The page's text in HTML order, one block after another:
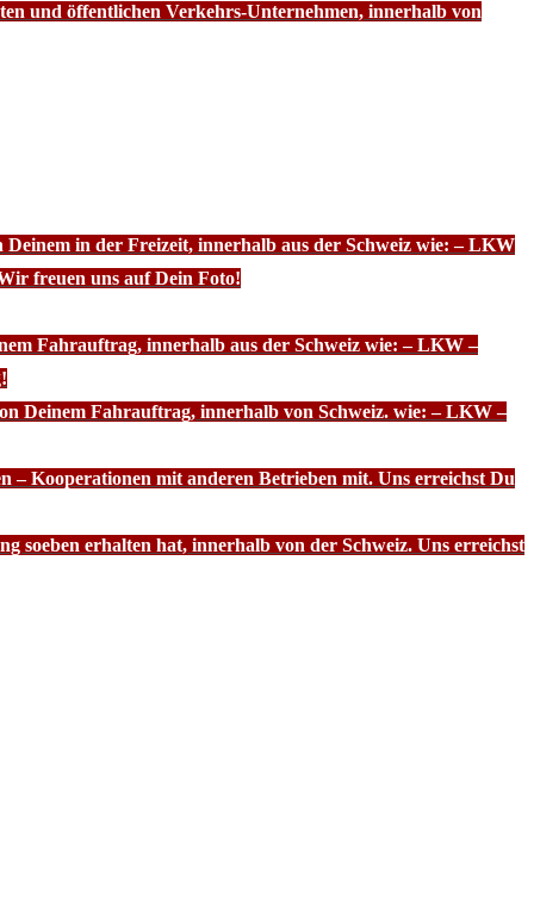
und öffentlichen Verkehrs-Unternehmen, innerhalb von
in der Freizeit, innerhalb aus der Schweiz wie: – LKW
freuen uns auf Dein Foto!
Fahrauftrag, innerhalb aus der Schweiz wie: – LKW –
Deinem Fahrauftrag, innerhalb von Schweiz. wie: – LKW –
– Kooperationen mit anderen Betrieben mit. Uns erreichst Du
soeben erhalten hat, innerhalb von der Schweiz. Uns erreichst